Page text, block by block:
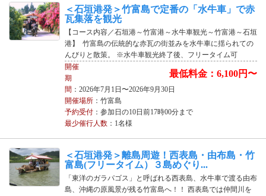
＜石垣港発＞竹富島で定番の「水牛車」で赤
瓦集落を観光
【コース内容／石垣港～竹富港～水牛車観光～竹富港～石垣
港】 竹富島の伝統的な赤瓦の街並みを水牛車に揺られての
んびりと散策。 ※水牛車観光終了後、フリータイム可
最低料金：6,100円〜
開催
期
間 ：2026年7月1日〜2026年9月30日
開催場所：竹富島
予約受付：参加日の10日前17時00分まで
最少催行人数：1名様
＜石垣港発＞離島周遊！西表島・由布島・竹
富島(フリータイム）３島めぐり...
「東洋のガラパゴス」と呼ばれる西表島、水牛車で渡る由布
島、沖縄の原風景が残る竹富島へ！！ 西表島では仲間川を